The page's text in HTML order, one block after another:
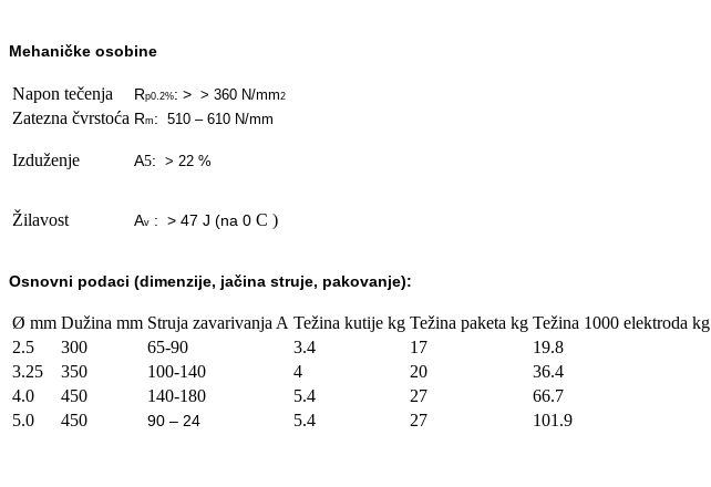
Mehaničke osobine
Napon tečenja Rp0.2%: > > 360 N/mm2
Zatezna čvrstoća Rm: 510 – 610 N/mm
Izduženje A5: > 22 %
Žilavost Av : > 47 J (na 0 C )
Osnovni podaci (dimenzije, jačina struje, pakovanje):
Ø mm Dužina mm Struja zavarivanja A Težina kutije kg Težina paketa kg Težina 1000 elektroda kg
2.5
300 65-90 3.4 17
19.8
3.25
350 100-140 4 20
36.4
4.0
450 140-180 5.4 27
66.7
5.0
450 90 – 24 5.4 27 101.9